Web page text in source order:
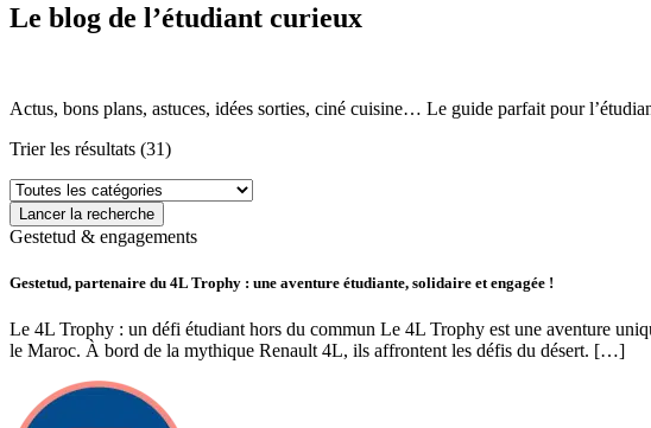
Le blog de l’étudiant curieux
Actus, bons plans, astuces, idées sorties, ciné cuisine… Le guide parfait pour
Trier les résultats (31)
Lancer la recherche
Gestetud & engagements
Gestetud, partenaire du 4L Trophy : une aventure étudiante, solidaire et engagée !
Le 4L Trophy : un défi étudiant hors du commun Le 4L Trophy est une aventure
le Maroc. À bord de la mythique Renault 4L, ils affrontent les défis du désert. […]